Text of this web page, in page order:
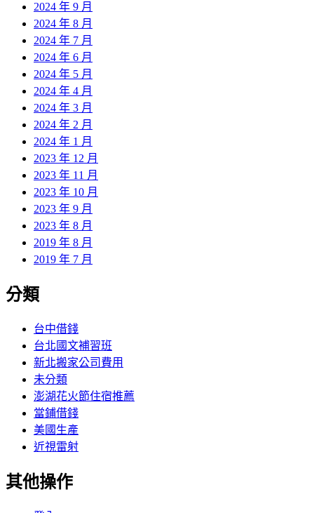
2024 年 9 月
2024 年 8 月
2024 年 7 月
2024 年 6 月
2024 年 5 月
2024 年 4 月
2024 年 3 月
2024 年 2 月
2024 年 1 月
2023 年 12 月
2023 年 11 月
2023 年 10 月
2023 年 9 月
2023 年 8 月
2019 年 8 月
2019 年 7 月
分類
台中借錢
台北國文補習班
新北搬家公司費用
未分類
澎湖花火節住宿推薦
當鋪借錢
美國生產
近視雷射
其他操作